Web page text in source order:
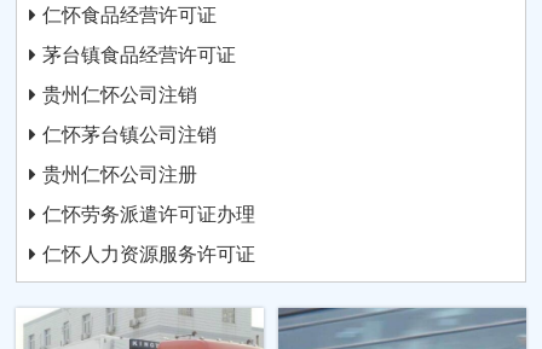
仁怀食品经营许可证
茅台镇食品经营许可证
贵州仁怀公司注销
仁怀茅台镇公司注销
贵州仁怀公司注册
仁怀劳务派遣许可证办理
仁怀人力资源服务许可证